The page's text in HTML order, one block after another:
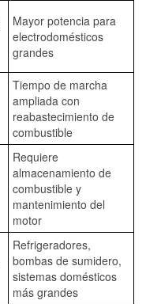
Mayor potencia para
electrodomésticos
grandes
Tiempo de marcha
ampliada con
reabastecimiento de
combustible
Requiere
almacenamiento de
combustible y
mantenimiento del
motor
Refrigeradores,
bombas de sumidero,
sistemas domésticos
más grandes